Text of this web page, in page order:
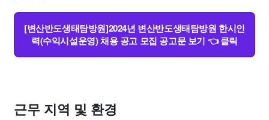
[변산반도생태탐방원]2024년 변산반도생태탐방원 한시인
력(수익시설운영) 채용 공고 모집 공고문 보기 👈 클릭
근무 지역 및 환경